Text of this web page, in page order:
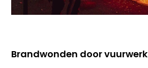
Brandwonden door vuurwerk